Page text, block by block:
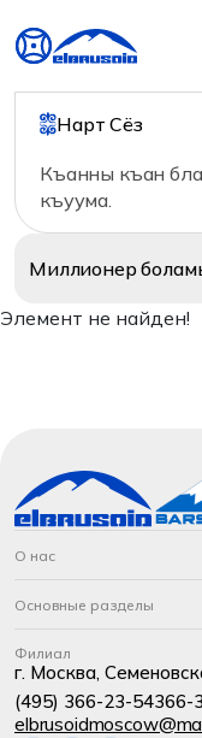
Нарт Сёз
Къанны къан
къуума.
Миллионер
Элемент не найден!
О нас
Основные разделы
Филиал
г. Москва,
(495) 366-23-54366-